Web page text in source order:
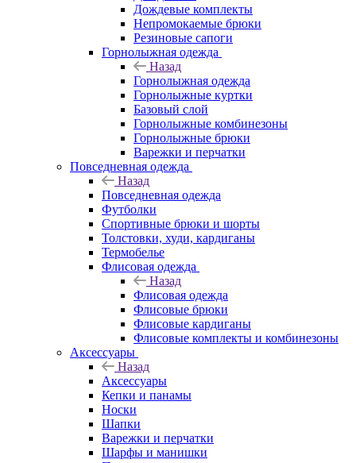
Дождевые комплекты
Непромокаемые брюки
Резиновые сапоги
Горнолыжная одежда
Назад
Горнолыжная одежда
Горнолыжные куртки
Базовый слой
Горнолыжные комбинезоны
Горнолыжные брюки
Варежки и перчатки
Повседневная одежда
Назад
Повседневная одежда
Футболки
Спортивные брюки и шорты
Толстовки, худи, кардиганы
Термобелье
Флисовая одежда
Назад
Флисовая одежда
Флисовые брюки
Флисовые кардиганы
Флисовые комплекты и комбинезоны
Аксессуары
Назад
Аксессуары
Кепки и панамы
Носки
Шапки
Варежки и перчатки
Шарфы и манишки